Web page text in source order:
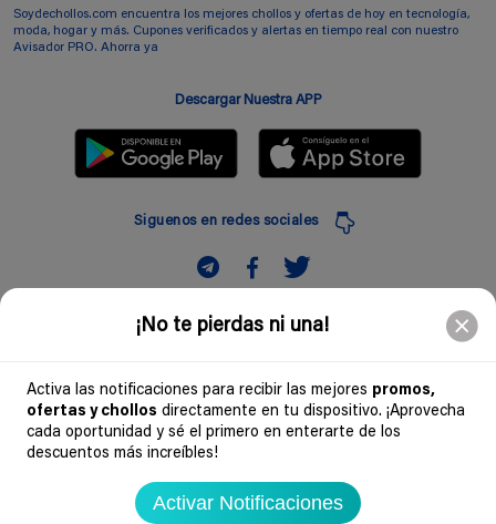
¡No te pierdas ni una!
Activa las notificaciones para recibir las mejores promos,
ofertas y chollos directamente en tu dispositivo. ¡Aprovecha
cada oportunidad y sé el primero en enterarte de los
descuentos más increíbles!
Activar Notificaciones
Soydechollos.com encuentra los mejores chollos y ofertas de hoy en tecnología,
moda, hogar y más. Cupones verificados y alertas en tiempo real con nuestro
Avisador PRO. Ahorra ya
Descargar Nuestra APP
Siguenos en redes sociales
Suscribir
Soydechollos 2026 - Todos los derechos reservados